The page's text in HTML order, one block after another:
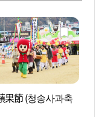
果節 (청송사과축